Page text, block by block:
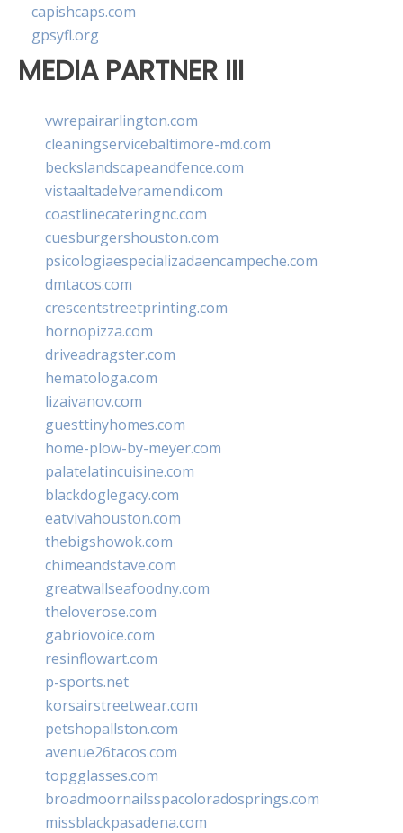
capishcaps.com
gpsyfl.org
MEDIA PARTNER III
vwrepairarlington.com
cleaningservicebaltimore-md.com
beckslandscapeandfence.com
vistaaltadelveramendi.com
coastlinecateringnc.com
cuesburgershouston.com
psicologiaespecializadaencampeche.com
dmtacos.com
crescentstreetprinting.com
hornopizza.com
driveadragster.com
hematologa.com
lizaivanov.com
guesttinyhomes.com
home-plow-by-meyer.com
palatelatincuisine.com
blackdoglegacy.com
eatvivahouston.com
thebigshowok.com
chimeandstave.com
greatwallseafoodny.com
theloverose.com
gabriovoice.com
resinflowart.com
p-sports.net
korsairstreetwear.com
petshopallston.com
avenue26tacos.com
topgglasses.com
broadmoornailsspacoloradosprings.com
missblackpasadena.com